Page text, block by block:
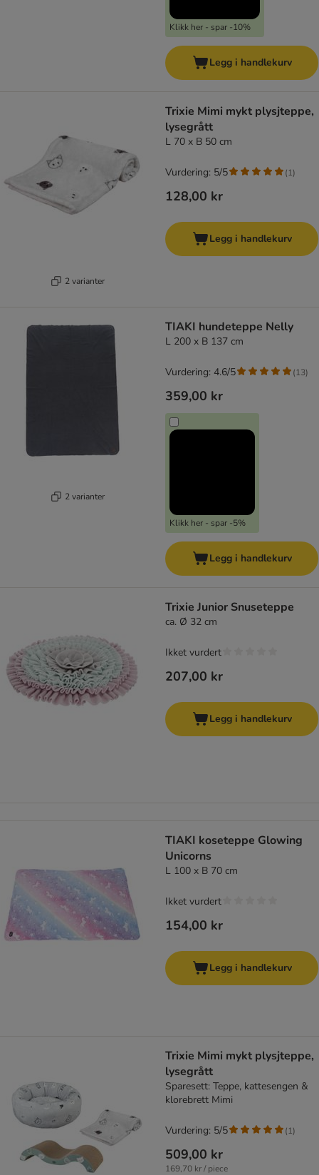
Klikk her - spar -10%
Legg i handlekurv
2 varianter
Trixie Mimi mykt plysjteppe,
lysegrått
L 70 x B 50 cm
128,00 kr
Vurdering: 5/5 (1)
Legg i handlekurv
2 varianter
TIAKI hundeteppe Nelly
L 200 x B 137 cm
359,00 kr
Klikk her - spar -5%
Vurdering: 4.6/5 (13)
Legg i handlekurv
Trixie Junior Snuseteppe
ca. Ø 32 cm
207,00 kr
Ikket vurdert
Legg i handlekurv
TIAKI koseteppe Glowing
Unicorns
L 100 x B 70 cm
154,00 kr
Ikket vurdert
Legg i handlekurv
Trixie Mimi mykt plysjteppe,
lysegrått
Sparesett: Teppe, kattesengen &
klorebrett Mimi
509,00 kr
169,70 kr / piece
Vurdering: 5/5 (1)